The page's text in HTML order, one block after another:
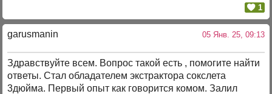
1
garusmanin 05 Янв. 25, 09:13
Здравствуйте всем. Вопрос такой есть , помогите найти
ответы. Стал обладателем экстрактора сокслета
3дюйма. Первый опыт как говорится комом. Залил